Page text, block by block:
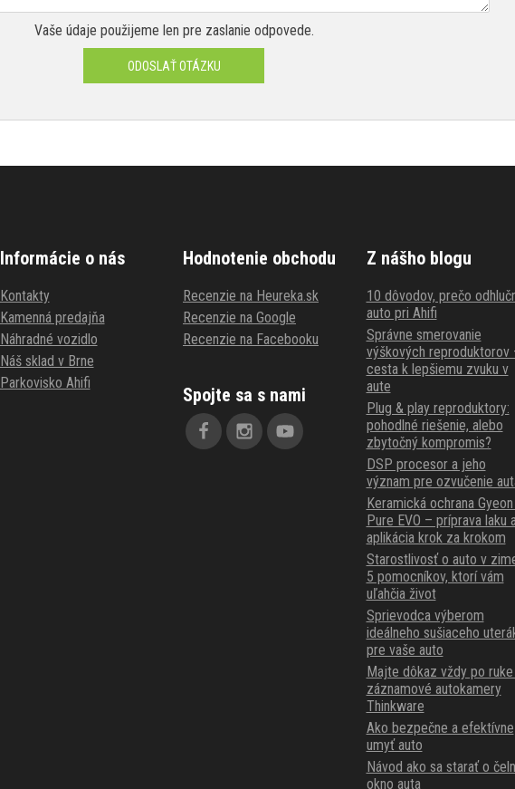
Vaše údaje použijeme len pre zaslanie odpovede.
ODOSLAŤ OTÁZKU
Informácie o nás
Kontakty
Kamenná predajňa
Náhradné vozidlo
Náš sklad v Brne
Parkovisko Ahifi
Hodnotenie obchodu
Recenzie na Heureka.sk
Recenzie na Google
Recenzie na Facebooku
Spojte sa s nami
Z nášho blogu
10 dôvodov, prečo
auto pri Ahifi
Správne smerovanie
výškových reproduktorov
cesta k lepšiemu zvuku v
aute
Plug & play reproduktory:
pohodlné riešenie, alebo
zbytočný kompromis?
DSP procesor a jeho
význam pre ozvučenie
Keramická ochrana Gyeon
Pure EVO – príprava laku
aplikácia krok za krokom
Starostlivosť o auto v
5 pomocníkov, ktorí vám
uľahčia život
Sprievodca výberom
ideálneho sušiaceho
pre vaše auto
Majte dôkaz vždy po
záznamové autokamery
Thinkware
Ako bezpečne a efektívne
umyť auto
Návod ako sa starať o
okno auta